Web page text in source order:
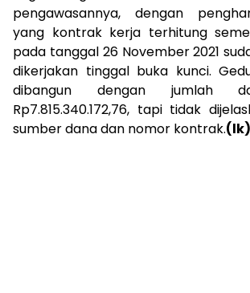
pengawasannya, dengan
yang kontrak kerja terhitung
pada tanggal 26 November 2021
dikerjakan tinggal buka kunci.
dibangun dengan jumlah
Rp7.815.340.172,76, tapi tidak
sumber dana dan nomor kontrak.(lk)